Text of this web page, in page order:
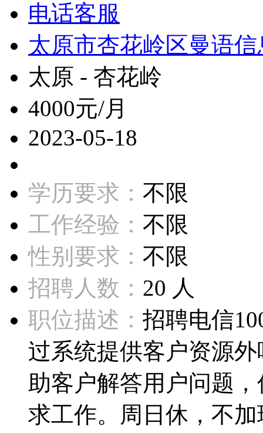
电话客服
太原市杏花岭区曼语
太原 - 杏花岭
4000元/月
2023-05-18
学历要求： 不限
工作经验： 不限
性别要求： 不限
招聘人数： 20 人
职位描述： 招聘电信
过系统提供客户资源
助客户解答用户问题
求工作。周日休，不